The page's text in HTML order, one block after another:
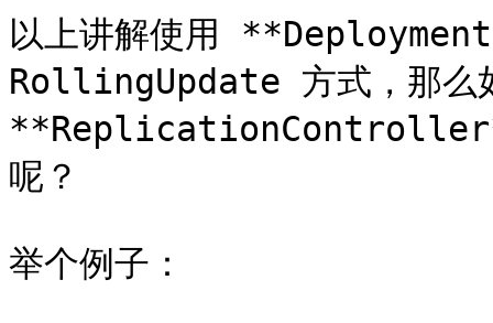
以上讲解使用
RollingUpdate 方式，那么
呢？
举个例子：